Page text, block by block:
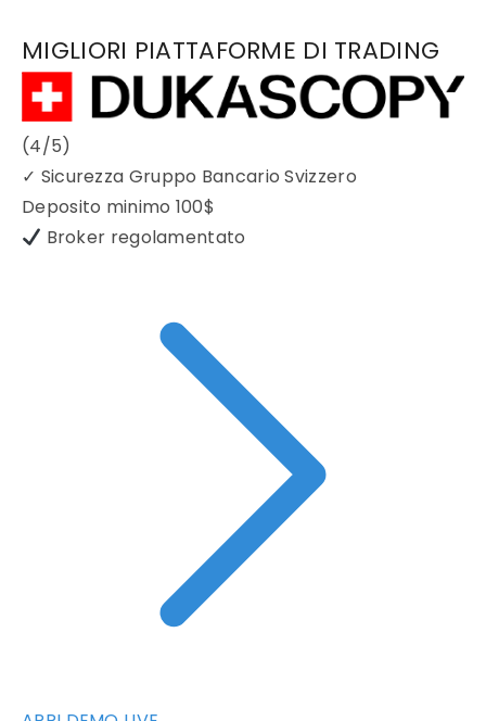
MIGLIORI PIATTAFORME DI TRADING
(4/5)
✓ Sicurezza Gruppo Bancario Svizzero
Deposito minimo 100$
Broker regolamentato